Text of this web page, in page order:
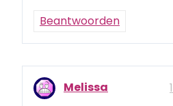
Beantwoorden
Melissa